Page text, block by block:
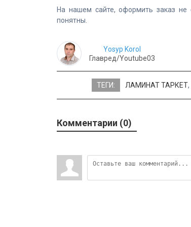
На нашем сайте, оформить заказ не
понятны.
Yosyp Korol
Главред/Youtube03
ТЕГИ: ЛАМИНАТ ТАРКЕТ,
Комментарии (0)